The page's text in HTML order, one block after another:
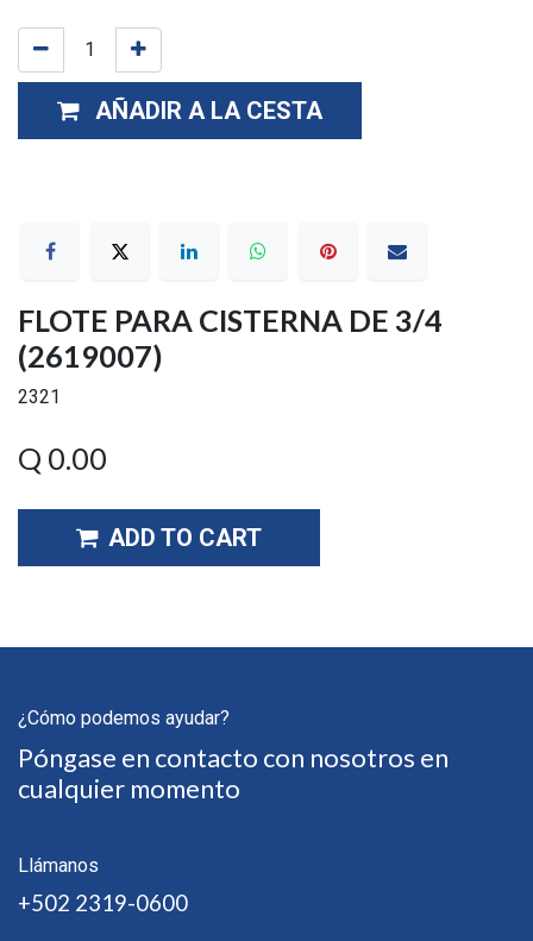
AÑADIR A LA CESTA
FLOTE PARA CISTERNA DE 3/4
(2619007)
2321
Q 0.00
ADD TO CART
¿Cómo podemos ayudar?
Póngase en contacto con nosotros en
cualquier momento
Llámanos
+502 2319-0600